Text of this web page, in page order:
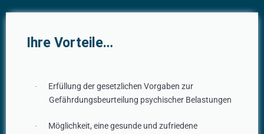
Ihre Vorteile…
·
Erfüllung der gesetzlichen Vorgaben zur
Gefährdungsbeurteilung psychischer Belastungen
·
Möglichkeit, eine gesunde und zufriedene